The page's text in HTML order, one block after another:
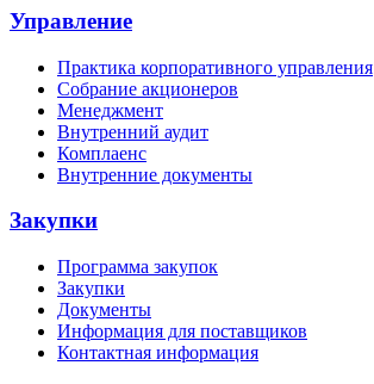
Управление
Практика корпоративного управления
Собрание акционеров
Менеджмент
Внутренний аудит
Комплаенс
Внутренние документы
Закупки
Программа закупок
Закупки
Документы
Информация для поставщиков
Контактная информация